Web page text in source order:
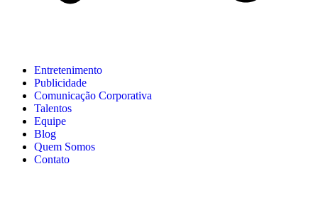
Entretenimento
Publicidade
Comunicação Corporativa
Talentos
Equipe
Blog
Quem Somos
Contato